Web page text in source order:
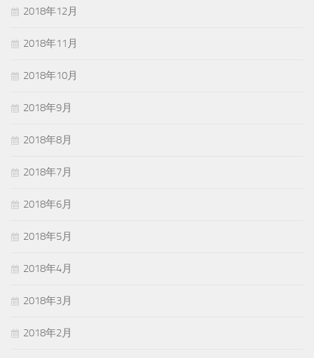
2018年12月
2018年11月
2018年10月
2018年9月
2018年8月
2018年7月
2018年6月
2018年5月
2018年4月
2018年3月
2018年2月